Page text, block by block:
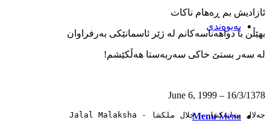
پەیوەندی
Menu Menu
ئازادیش بم ڕە‌هام ناکات
بهێڵن با دواهه‌ناسه‌کانم له ‌ژێر ئاسمانێکی به‌رفراوان
له ‌سه‌ر بستێ خاکی سه‌ربه‌ستا هه‌ڵکێشم!
16/3/1378 – June 6, 1999
جەلال مەلەکشا - جلال ملکشا - Jalal Malaksha